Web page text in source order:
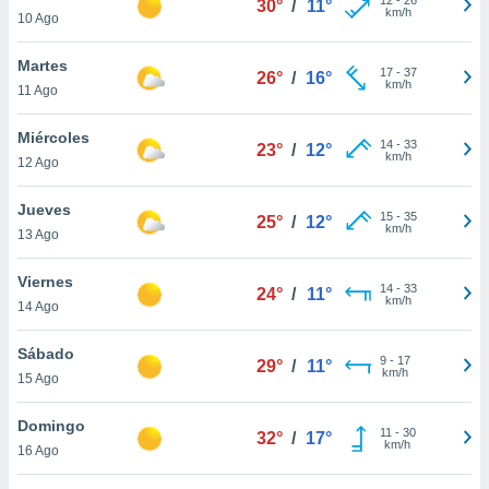
más
nuestra
y
de
disponible
cookies
aceptar
10 Ago
30° / 11°
km/h
Martes
11 Ago
26° / 16° 17- 37
km/h
Miércoles
12 Ago
23° / 12° 14- 33
km/h
Jueves
13 Ago
25° / 12° 15- 35
km/h
Viernes
14 Ago
24° / 11° 14- 33
km/h
Sábado
15 Ago
29° / 11° 9- 17
km/h
Domingo
16 Ago
32° / 17° 11 - 30
km/h